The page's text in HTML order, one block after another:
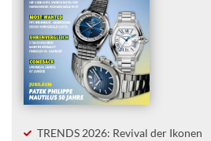
TRENDS 2026: Revival der Ikonen